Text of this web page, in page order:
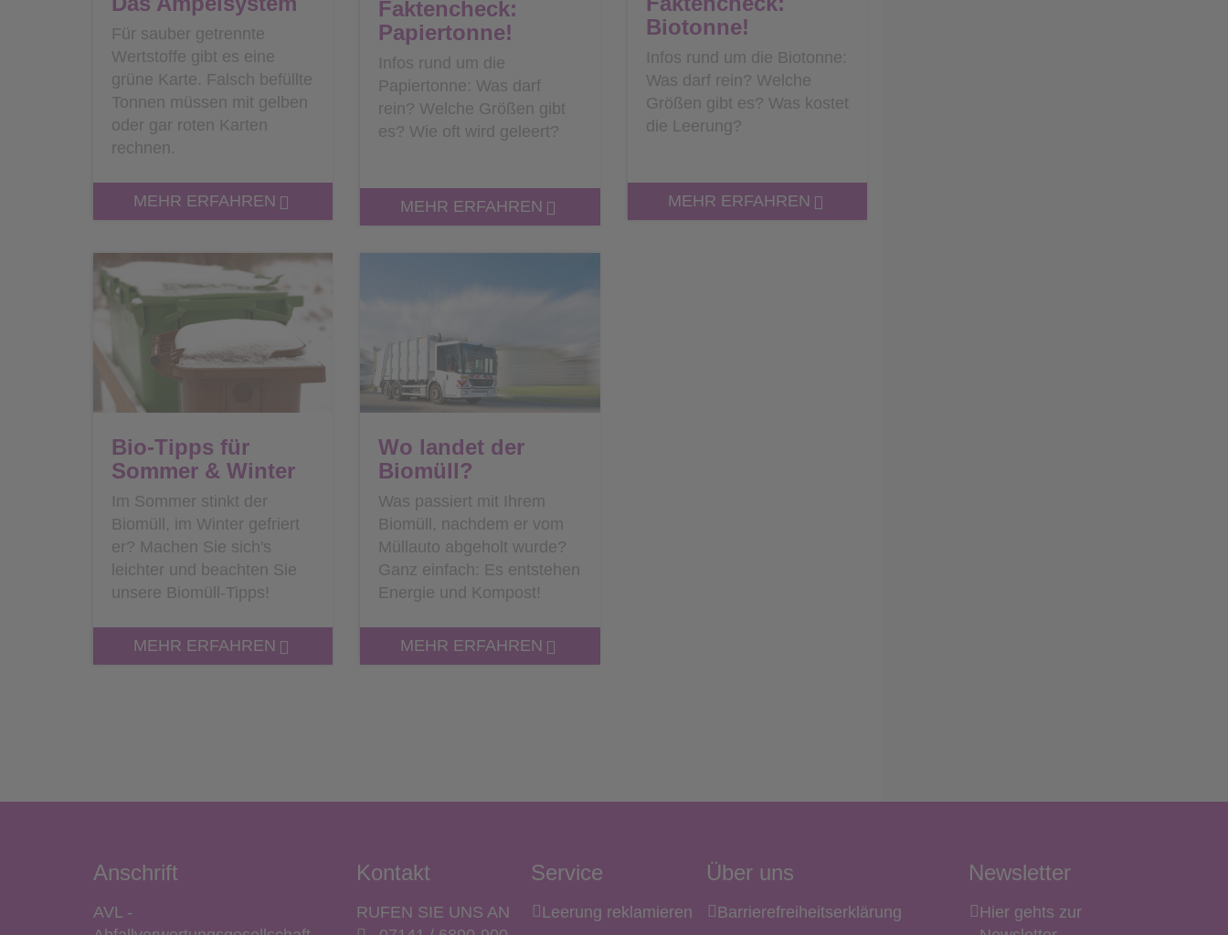
Für sauber getrennte
Wertstoffe gibt es eine
grüne Karte. Falsch befüllte
Tonnen müssen mit gelben
oder gar roten Karten
rechnen.
MEHR ERFAHREN
Faktencheck:
Papiertonne!
Infos rund um die
Papiertonne: Was darf
rein? Welche Größen gibt
es? Wie oft wird geleert?
MEHR ERFAHREN
Biotonne!
Infos rund um die Biotonne:
Was darf rein? Welche
Größen gibt es? Was kostet
die Leerung?
MEHR ERFAHREN
Bio-Tipps für
Sommer & Winter
Im Sommer stinkt der
Biomüll, im Winter gefriert
er? Machen Sie sich's
leichter und beachten Sie
unsere Biomüll-Tipps!
MEHR ERFAHREN
Wo landet der
Biomüll?
Was passiert mit Ihrem
Biomüll, nachdem er vom
Müllauto abgeholt wurde?
Ganz einfach: Es entstehen
Energie und Kompost!
MEHR ERFAHREN
Anschrift
AVL -
Kontakt
RUFEN SIE UNS AN
Service
Leerung reklamieren
Über uns
Barrierefreiheitserklärung
Newsletter
Hier gehts zur